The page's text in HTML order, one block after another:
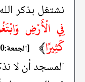
نشتغل بذكر
فِي الْأَرْضِ
كَثِيرًا﴾ [الجمعة:10]
المسجد أن لا